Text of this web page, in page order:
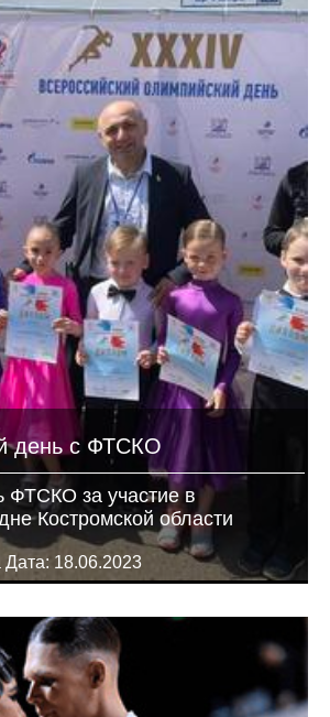
день с ФТСКО
ФТСКО за участие в
Костромской области
Дата: 18.06.2023